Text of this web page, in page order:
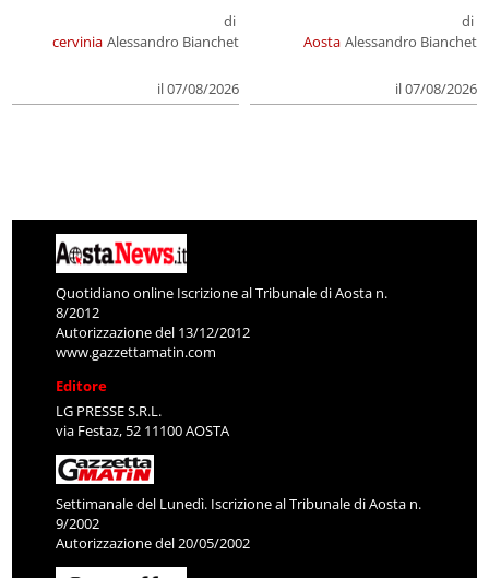
cervinia
di
Alessandro Bianchet
il 07/08/2026
Aosta
di
Alessandro Bianchet
il 07/08/2026
Quotidiano online Iscrizione al Tribunale di Aosta n.
8/2012
Autorizzazione del 13/12/2012
www.gazzettamatin.com
Editore
LG PRESSE S.R.L.
via Festaz, 52 11100 AOSTA
Settimanale del Lunedì. Iscrizione al Tribunale di Aosta n.
9/2002
Autorizzazione del 20/05/2002